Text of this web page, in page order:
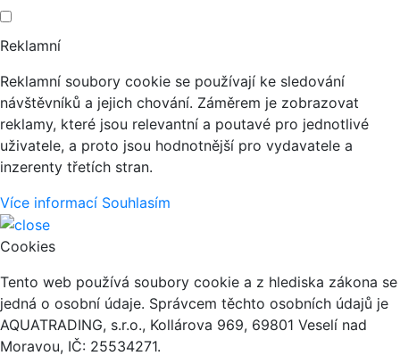
Reklamní
Reklamní soubory cookie se používají ke sledování
návštěvníků a jejich chování. Záměrem je zobrazovat
reklamy, které jsou relevantní a poutavé pro jednotlivé
uživatele, a proto jsou hodnotnější pro vydavatele a
inzerenty třetích stran.
Více informací Souhlasím
Cookies
Tento web používá soubory cookie a z hlediska zákona se
jedná o osobní údaje. Správcem těchto osobních údajů je
AQUATRADING, s.r.o., Kollárova 969, 69801 Veselí nad
Moravou, IČ: 25534271.